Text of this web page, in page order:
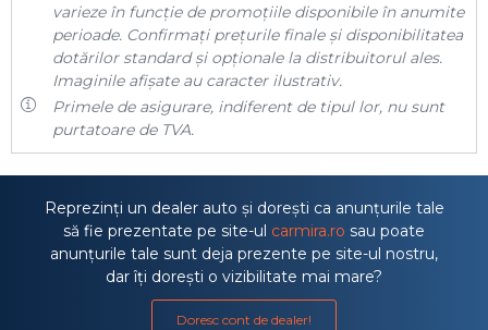
varieze în funcție de promoțiile disponibile în anumite
perioade. Confirmați prețurile finale și disponibilitatea
dotărilor standard și opționale la distribuitorul ales.
Imaginile afișate au caracter ilustrativ.
Primele de asigurare, indiferent de tipul lor, nu sunt
purtatoare de TVA.
Reprezinți un dealer auto și dorești ca anunțurile tale
să fie prezentate pe site-ul carmira.ro sau poate
anunțurile tale sunt deja prezente pe site-ul nostru,
dar îți dorești o vizibilitate mai mare?
Doresc cont de dealer!